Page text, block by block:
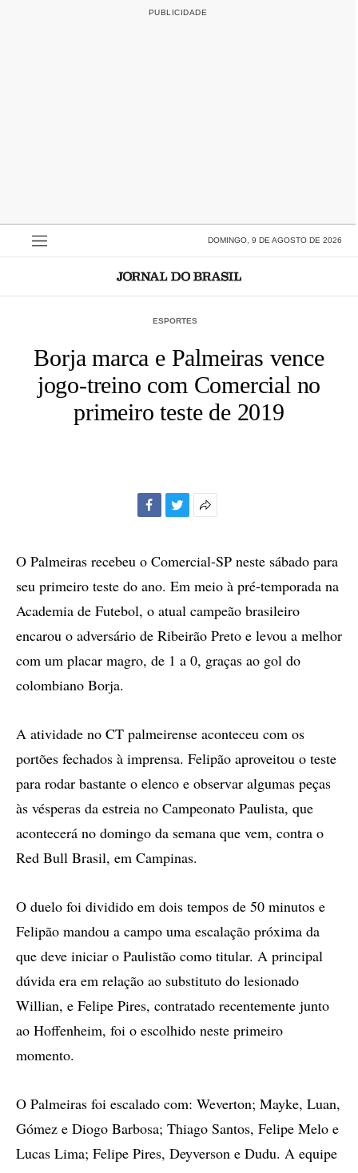
DOMINGO, 9 DE AGOSTO DE 2026
ESPORTES
Borja marca e Palmeiras vence
jogo-treino com Comercial no
primeiro teste de 2019
compartilhamento
O Palmeiras recebeu o Comercial-SP neste sábado para
seu primeiro teste do ano. Em meio à pré-temporada na
Academia de Futebol, o atual campeão brasileiro
encarou o adversário de Ribeirão Preto e levou a melhor
com um placar magro, de 1 a 0, graças ao gol do
colombiano Borja.
A atividade no CT palmeirense aconteceu com os
portões fechados à imprensa. Felipão aproveitou o teste
para rodar bastante o elenco e observar algumas peças
às vésperas da estreia no Campeonato Paulista, que
acontecerá no domingo da semana que vem, contra o
Red Bull Brasil, em Campinas.
O duelo foi dividido em dois tempos de 50 minutos e
Felipão mandou a campo uma escalação próxima da
que deve iniciar o Paulistão como titular. A principal
dúvida era em relação ao substituto do lesionado
Willian, e Felipe Pires, contratado recentemente junto
ao Hoffenheim, foi o escolhido neste primeiro
momento.
O Palmeiras foi escalado com: Weverton; Mayke, Luan,
Gómez e Diogo Barbosa; Thiago Santos, Felipe Melo e
Lucas Lima; Felipe Pires, Deyverson e Dudu. A equipe